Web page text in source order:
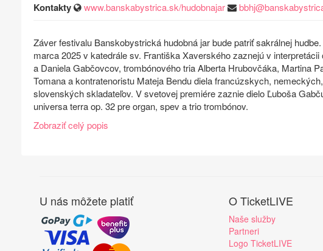
Kontakty www.banskabystrica.sk/hudobnajar
Záver festivalu Banskobystrická hudobná jar bude patriť sakrálnej
marca 2025 v katedrále sv. Františka Xaverského zaznejú v
a Daniela Gabčovcov, trombónového tria Alberta Hrubovčáka, Martina
Tomana a kontratenoristu Mateja Bendu diela francúzskych,
slovenských skladateľov. V svetovej premiére zaznie dielo Ľuboša
universa terra op. 32 pre organ, spev a trio trombónov.
Zobraziť celý popis
U nás môžete platiť O TicketLIVE
Naše služby
Partneri
Logo TicketLIVE